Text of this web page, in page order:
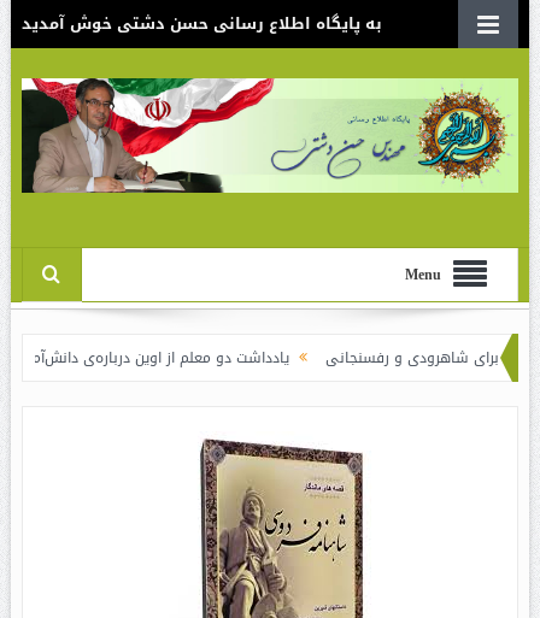
به پایگاه اطلاع رسانی حسن دشتی خوش آمدید
Menu
شاهرودی و رفسنجانی یادداشت دو معلم از اوین درباره‌ی دانش‌آموزانی که